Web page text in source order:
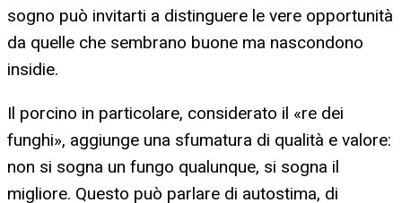
sogno può invitarti a distinguere le vere opportunità
da quelle che sembrano buone ma nascondono
insidie.
Il porcino in particolare, considerato il «re dei
funghi», aggiunge una sfumatura di qualità e valore:
non si sogna un fungo qualunque, si sogna il
migliore. Questo può parlare di autostima, di